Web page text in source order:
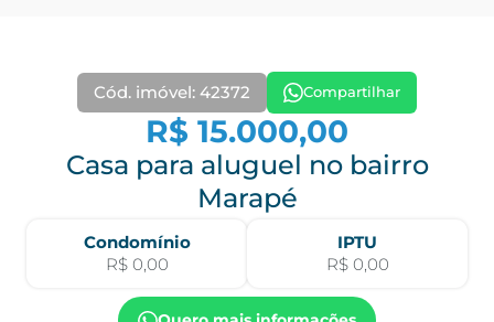
Cód. imóvel: 42372 Compartilhar
R$ 15.000,00
Casa para aluguel no bairro
Marapé
Condomínio
R$ 0,00
IPTU
R$ 0,00